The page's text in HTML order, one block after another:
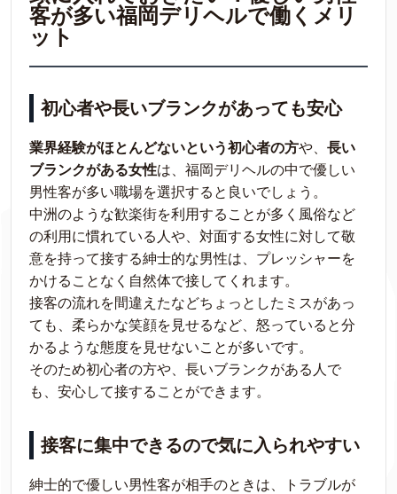
客が多い福岡デリヘルで働くメリ
ット
初心者や長いブランクがあっても安心
業界経験がほとんどないという初心者の方や、 長い
ブランクがある女性は、福岡デリヘルの中で優しい
男性客が多い職場を選択すると良いでしょう。
中洲のような歓楽街を利用することが多く風俗など
の利用に慣れている人や、対面する女性に対して敬
意を持って接する紳士的な男性は、プレッシャーを
かけることなく自然体で接してくれます。
接客の流れを間違えたなどちょっとしたミスがあっ
ても、柔らかな笑顔を見せるなど、怒っていると分
かるような態度を見せないことが多いです。
そのため初心者の方や、長いブランクがある人で
も、安心して接することができます。
接客に集中できるので気に入られやすい
紳士的で優しい男性客が相手のときは、トラブルが